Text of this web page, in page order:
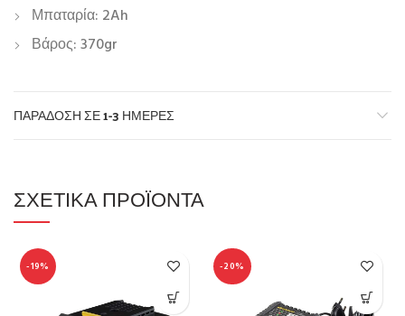
Μπαταρία: 2Ah
Βάρος: 370gr
ΠΑΡΆΔΟΣΗ ΣΕ 1-3 ΗΜΈΡΕΣ
ΣΧΕΤΙΚΆ ΠΡΟΪΌΝΤΑ
-19% -20%